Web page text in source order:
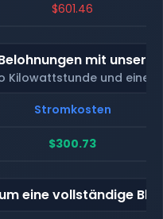
$601.46
mit
Kilowattstunde und
Stromkosten
$300.73
eine vollständige